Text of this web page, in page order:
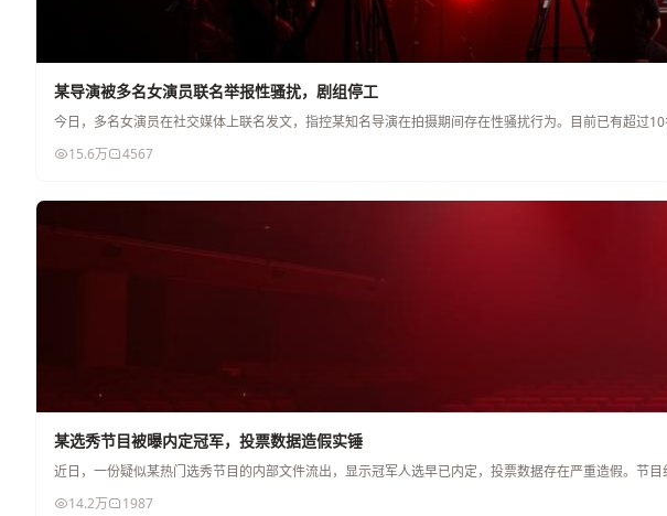
某导演被多名女演员联名举报性骚扰，剧组停工
今日，多名女演员在社交媒体上联名发文，指控某知名导演在拍摄期间存在性骚扰行为。目前已有超过
15.6万
4567
某选秀节目被曝内定冠军，投票数据造假实锤
近日，一份疑似某热门选秀节目的内部文件流出，显示冠军人选早已内定，投票数据存在严重造假。节目
14.2万
1987